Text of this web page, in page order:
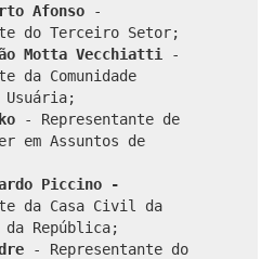
Afonso -
do Terceiro Setor;
Motta Vecchiatti
-
da Comunidade
Usuária;
- Representante de
em Assuntos de
Piccino -
da Casa Civil da
República;
- Representante do